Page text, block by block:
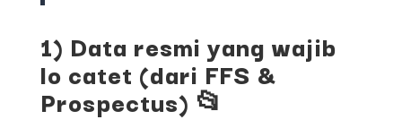
1) Data resmi yang wajib
lo catet (dari FFS &
Prospectus) 📂